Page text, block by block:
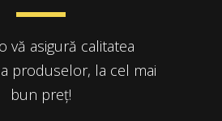
vă asigură calitatea
produselor, la cel mai
bun preț!